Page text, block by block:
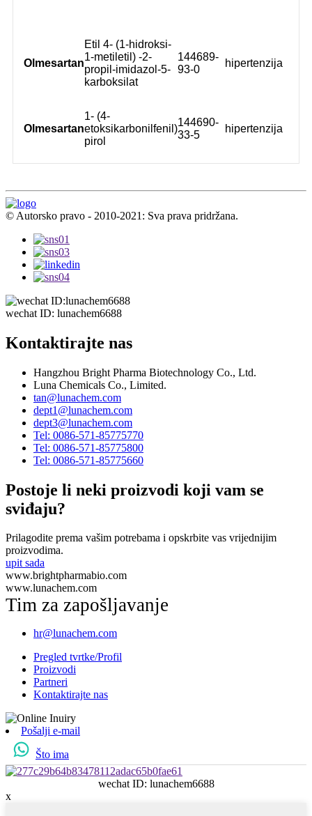
Olmesartan
Etil 4- (1-hidroksi-
1-metiletil) -2-
propil-imidazol-5-
karboksilat
144689-
93-0
hipertenzija
Olmesartan
1- (4-
etoksikarbonilfenil)
pirol
144690-
33-5
hipertenzija
© Autorsko pravo - 2010-2021: Sva prava pridržana.
wechat ID: lunachem6688
Kontaktirajte nas
Hangzhou Bright Pharma Biotechnology Co., Ltd.
Luna Chemicals Co., Limited.
tan@lunachem.com
dept1@lunachem.com
dept3@lunachem.com
Tel: 0086-571-85775770
Tel: 0086-571-85775800
Tel: 0086-571-85775660
Postoje li neki proizvodi koji vam se
sviđaju?
Prilagodite prema vašim potrebama i opskrbite vas vrijednijim
proizvodima.
upit sada
www.brightpharmabio.com
www.lunachem.com
Tim za zapošljavanje
hr@lunachem.com
Pregled tvrtke/Profil
Proizvodi
Partneri
Kontaktirajte nas
Pošalji e-mail
Što ima
wechat ID: lunachem6688
x